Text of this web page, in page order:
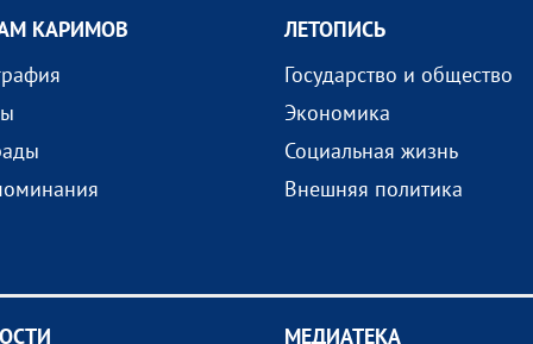
КАРИМОВ
ЛЕТОПИСЬ
Государство и общество
Экономика
Социальная жизнь
Внешняя политика
МEДИАТEКА